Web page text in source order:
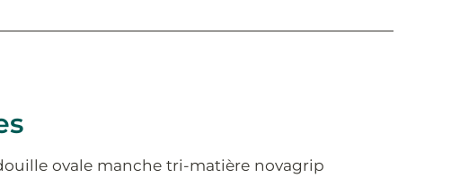
ovale manche tri-matière novagrip